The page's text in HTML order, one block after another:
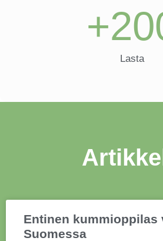
Lasta
+
Entinen kummioppilas
Suomessa